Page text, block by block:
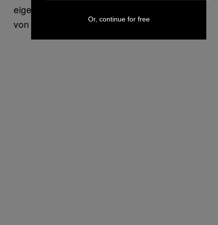
eigentlich gehört. Er hat es ohne Erlaubnis
von mir und
Viral Hoggepostet.
Or, continue for free